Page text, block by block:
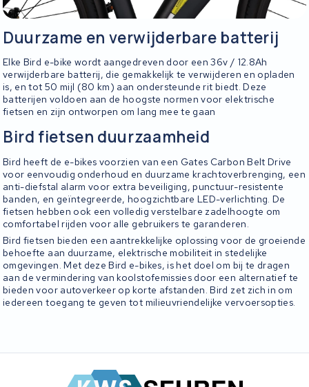
Duurzame en verwijderbare batterij
Elke Bird e-bike wordt aangedreven door een 36v / 12.8Ah
verwijderbare batterij, die gemakkelijk te verwijderen en opladen
is, en tot 50 mijl (80 km) aan ondersteunde rit biedt. Deze
batterijen voldoen aan de hoogste normen voor elektrische
fietsen en zijn ontworpen om lang mee te gaan
Bird fietsen duurzaamheid
Bird heeft de e-bikes voorzien van een Gates Carbon Belt Drive
voor eenvoudig onderhoud en duurzame krachtoverbrenging, een
anti-diefstal alarm voor extra beveiliging, punctuur-resistente
banden, en geïntegreerde, hoogzichtbare LED-verlichting. De
fietsen hebben ook een volledig verstelbare zadelhoogte om
comfortabel rijden voor alle gebruikers te garanderen.
Bird fietsen bieden een aantrekkelijke oplossing voor de groeiende
behoefte aan duurzame, elektrische mobiliteit in stedelijke
omgevingen. Met deze Bird e-bikes, is het doel om bij te dragen
aan de vermindering van koolstofemissies door een alternatief te
bieden voor autoverkeer op korte afstanden. Bird zet zich in om
iedereen toegang te geven tot milieuvriendelijke vervoersopties.